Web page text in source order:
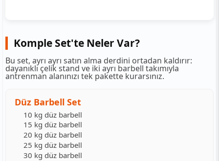
Komple Set'te Neler Var?
Bu set, ayrı ayrı satın alma derdini ortadan kaldırır:
dayanıklı çelik stand ve iki ayrı barbell takımıyla
antrenman alanınızı tek pakette kurarsınız.
Düz Barbell Set
10 kg düz barbell
15 kg düz barbell
20 kg düz barbell
25 kg düz barbell
30 kg düz barbell